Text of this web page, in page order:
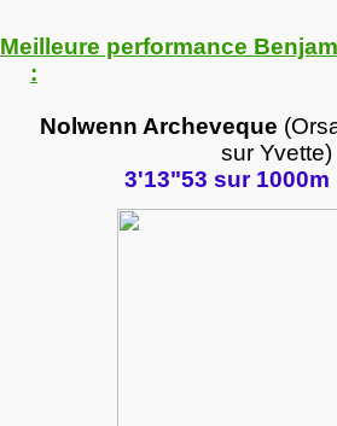
Meilleure performance
:
Nolwenn Archeveque
surYvette)
3'13"53 sur 1000m